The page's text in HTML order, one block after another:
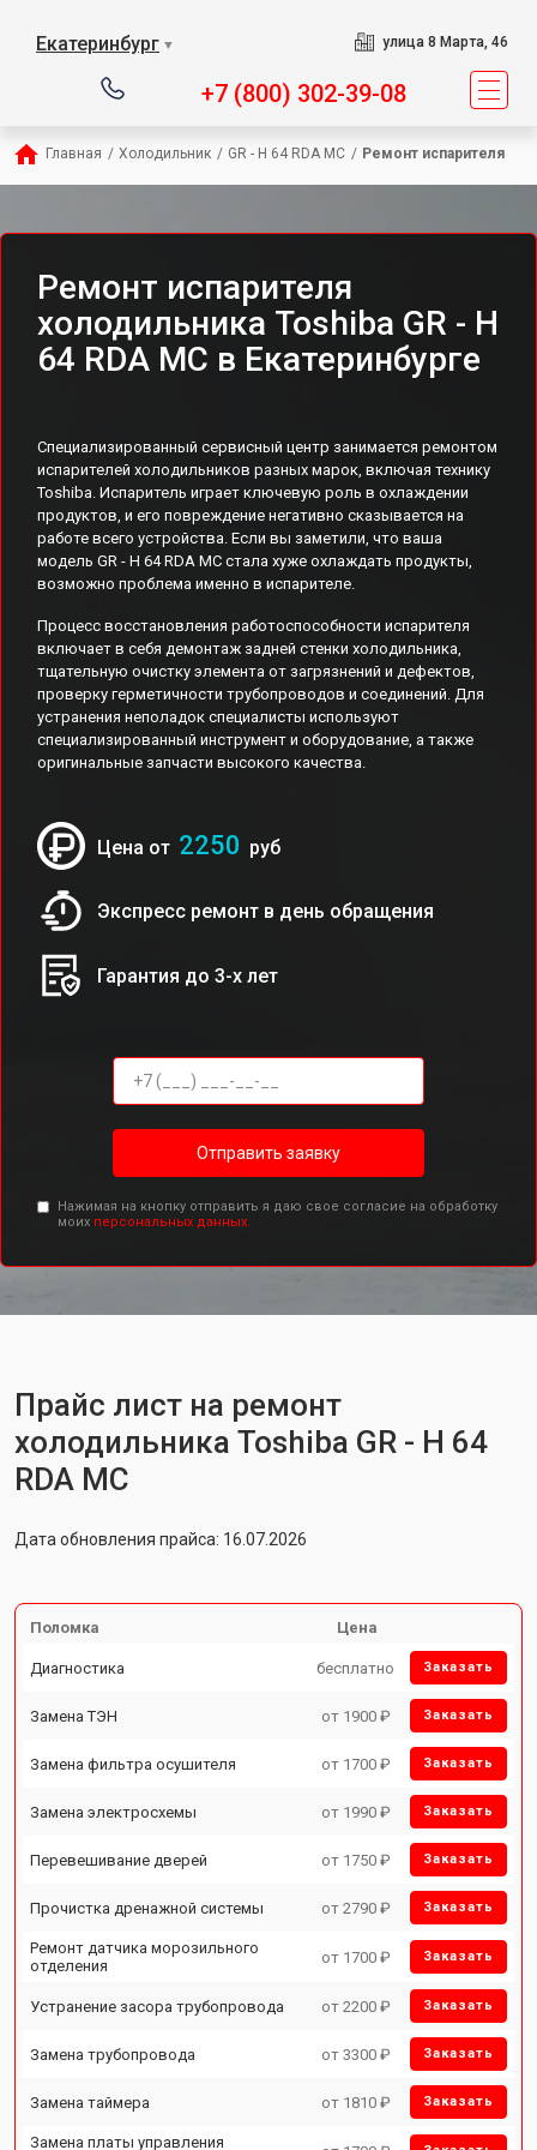
Екатеринбург ▼ улица 8 Марта, 46
+7 (800) 302-39-08
Главная / Холодильник / GR - H 64 RDA MC / Ремонт испарителя
Ремонт испарителя
холодильника Toshiba GR - H
64 RDA MC в Екатеринбурге
Специализированный сервисный центр занимается ремонтом
испарителей холодильников разных марок, включая технику
Toshiba. Испаритель играет ключевую роль в охлаждении
продуктов, и его повреждение негативно сказывается на
работе всего устройства. Если вы заметили, что ваша
модель GR - H 64 RDA MC стала хуже охлаждать продукты,
возможно проблема именно в испарителе.
Процесс восстановления работоспособности испарителя
включает в себя демонтаж задней стенки холодильника,
тщательную очистку элемента от загрязнений и дефектов,
проверку герметичности трубопроводов и соединений. Для
устранения неполадок специалисты используют
специализированный инструмент и оборудование, а также
оригинальные запчасти высокого качества.
Цена от 2250 руб
Экспресс ремонт в день обращения
Гарантия до 3-х лет
Отправить заявку
Нажимая на кнопку отправить я даю свое согласие на обработку
моих персональных данных.
Прайс лист на ремонт
холодильника Toshiba GR - H 64
RDA MC
Дата обновления прайса: 16.07.2026
Поломка Цена
Диагностика бесплатно Заказать
Замена ТЭН от 1900 ₽ Заказать
Замена фильтра осушителя от 1700 ₽ Заказать
Замена электросхемы от 1990 ₽ Заказать
Перевешивание дверей от 1750 ₽ Заказать
Прочистка дренажной системы от 2790 ₽ Заказать
Ремонт датчика морозильного
отделения
от 1700 ₽ Заказать
Устранение засора трубопровода от 2200 ₽ Заказать
Замена трубопровода от 3300 ₽ Заказать
Замена таймера от 1810 ₽ Заказать
Замена платы управления